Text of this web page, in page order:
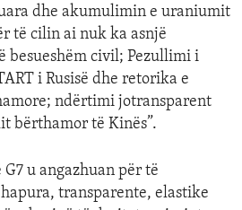
dhe akumulimin e uraniumit
të cilin ai nuk ka asnjë
besueshëm civil; Pezullimi i
i Rusisë dhe retorika e
ndërtimi jotransparent
bërthamor të Kinës”.
u angazhuan për të
transparente, elastike